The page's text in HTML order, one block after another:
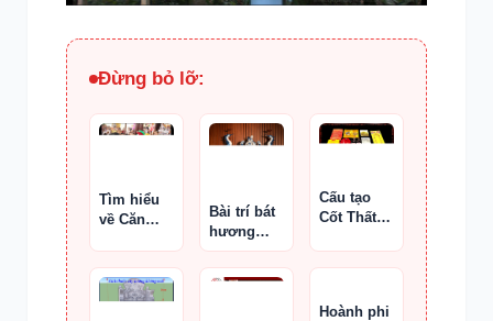
Đừng bỏ lỡ:
Tìm hiểu
về Căn
Bài trí bát
hương
trên bàn
thờ
Cấu tạo
Cốt Thất
Hoành phi